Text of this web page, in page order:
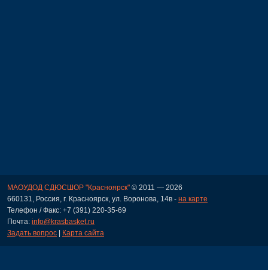
МАОУДОД СДЮСШОР "Красноярск" © 2011 — 2026
660131, Россия, г. Красноярск, ул. Воронова, 14в - на карте
Телефон / Факс: +7 (391) 220-35-69
Почта: info@krasbasket.ru
Задать вопрос | Карта сайта